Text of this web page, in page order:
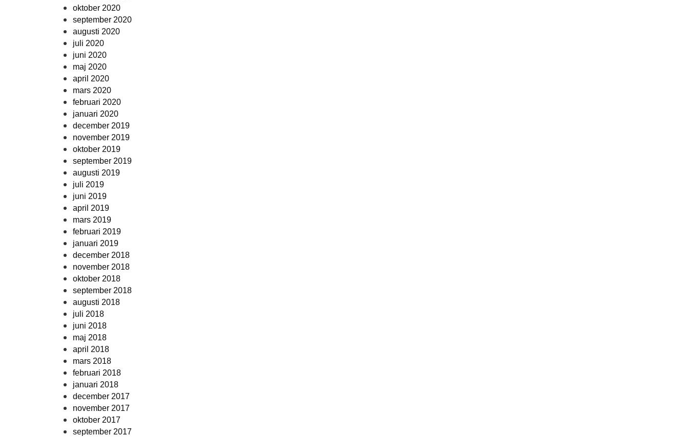
oktober 2020
september 2020
augusti 2020
juli 2020
juni 2020
maj 2020
april 2020
mars 2020
februari 2020
januari 2020
december 2019
november 2019
oktober 2019
september 2019
augusti 2019
juli 2019
juni 2019
april 2019
mars 2019
februari 2019
januari 2019
december 2018
november 2018
oktober 2018
september 2018
augusti 2018
juli 2018
juni 2018
maj 2018
april 2018
mars 2018
februari 2018
januari 2018
december 2017
november 2017
oktober 2017
september 2017